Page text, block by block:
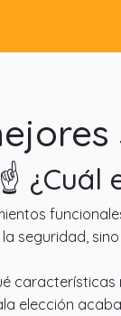
☝️ ¿Cuál
seguridad,
elección